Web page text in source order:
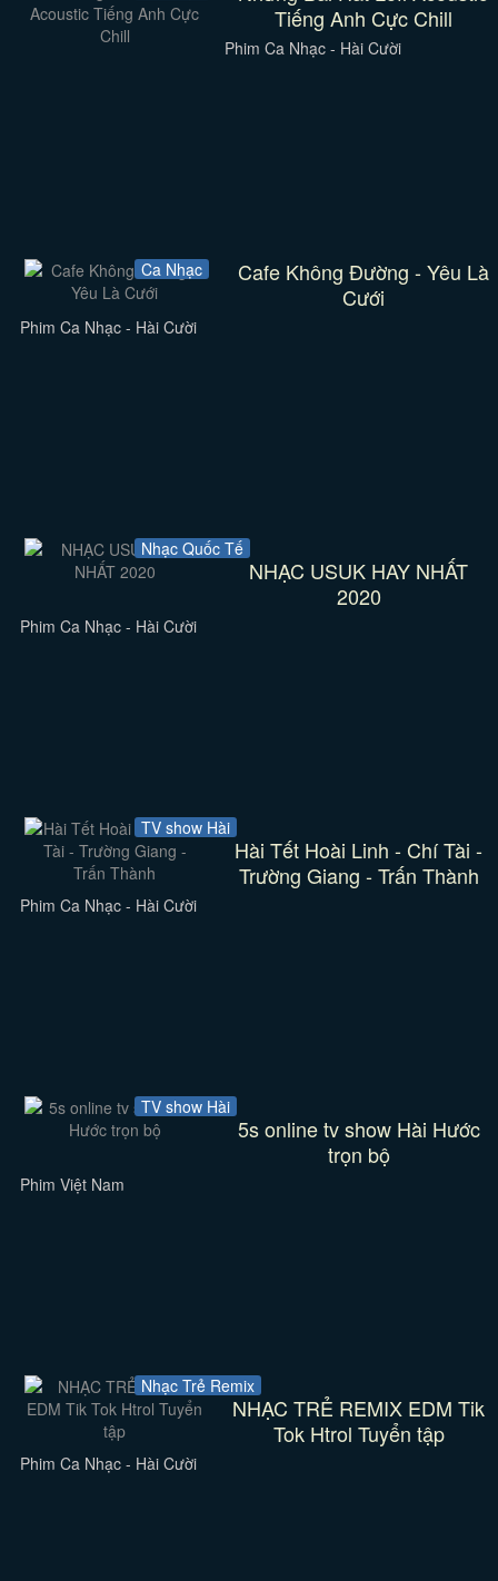
Tiếng Anh Cực Chill
Phim Ca Nhạc - Hài Cười
Ca Nhạc
Cafe Không Đường - Yêu Là
Cưới
Phim Ca Nhạc - Hài Cười
Nhạc Quốc Tế
NHẠC USUK HAY NHẤT
2020
Phim Ca Nhạc - Hài Cười
TV show Hài
Hài Tết Hoài Linh - Chí Tài -
Trường Giang - Trấn Thành
Phim Ca Nhạc - Hài Cười
TV show Hài
5s online tv show Hài Hước
trọn bộ
Phim Việt Nam
Nhạc Trẻ Remix
NHẠC TRẺ REMIX EDM Tik
Tok Htrol Tuyển tập
Phim Ca Nhạc - Hài Cười